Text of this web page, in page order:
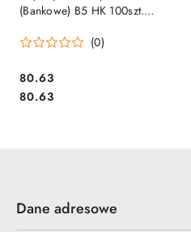
(Bankowe) B5 HK 100szt.
(0)
Cena:
80.63
Cena:
80.63
Dane adresowe